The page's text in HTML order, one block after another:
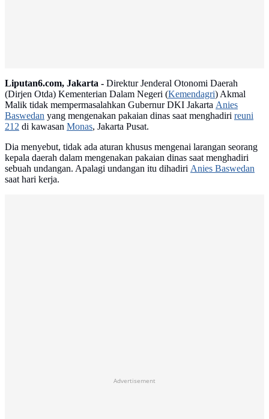
Liputan6.com, Jakarta - Direktur Jenderal Otonomi Daerah
(Dirjen Otda) Kementerian Dalam Negeri (Kemendagri) Akmal
Malik tidak mempermasalahkan Gubernur DKI Jakarta Anies
Baswedan yang mengenakan pakaian dinas saat menghadiri reuni
212 di kawasan Monas, Jakarta Pusat.
Dia menyebut, tidak ada aturan khusus mengenai larangan seorang
kepala daerah dalam mengenakan pakaian dinas saat menghadiri
sebuah undangan. Apalagi undangan itu dihadiri Anies Baswedan
saat hari kerja.
Advertisement